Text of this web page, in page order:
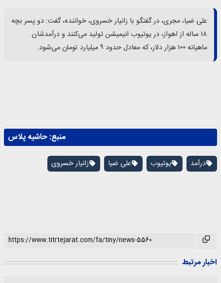
علی ضیا، مجری، در گفتگو با زانیار خسروی، خواننده، گفت: دو پسر بچه
۱۸ ساله از اهواز، در یوتیوب انیمیشن تولید می‌کنند و درآمدشان
ماهیانه ۱۰۰ هزار دلار، که معادل حدود ۹ میلیارد تومان می‌شود.
منبع:حاشیه پلاس
درآمد یوتیوب علی ضیا زانیار خسروی
اخبار مرتبط